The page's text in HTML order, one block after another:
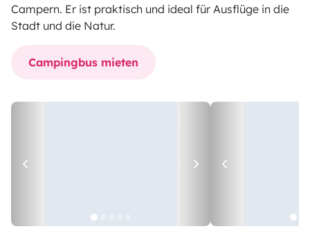
Campern. Er ist praktisch und ideal für Ausflüge in die
Stadt und die Natur.
Campingbus mieten